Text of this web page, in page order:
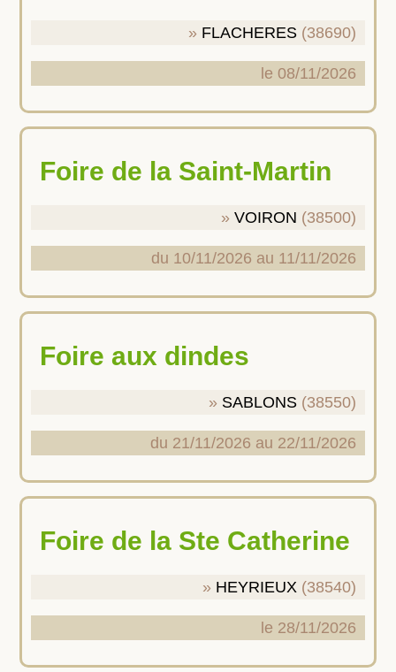
FLACHERES (38690)
le 08/11/2026
Foire de la Saint-Martin
VOIRON (38500)
du 10/11/2026 au 11/11/2026
Foire aux dindes
SABLONS (38550)
du 21/11/2026 au 22/11/2026
Foire de la Ste Catherine
HEYRIEUX (38540)
le 28/11/2026